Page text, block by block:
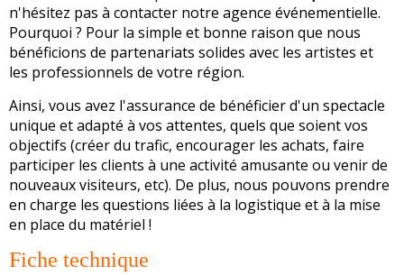
n'hésitez pas à contacter notre agence événementielle.
Pourquoi ? Pour la simple et bonne raison que nous
bénéficions de partenariats solides avec les artistes et
les professionnels de votre région.
Ainsi, vous avez l'assurance de bénéficier d'un spectacle
unique et adapté à vos attentes, quels que soient vos
objectifs (créer du trafic, encourager les achats, faire
participer les clients à une activité amusante ou venir de
nouveaux visiteurs, etc). De plus, nous pouvons prendre
en charge les questions liées à la logistique et à la mise
en place du matériel !
Fiche technique